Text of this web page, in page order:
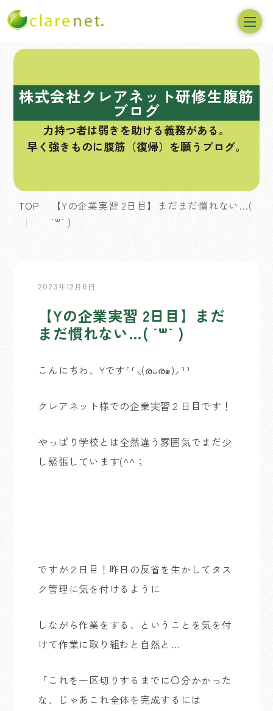
株式会社クレアネット研修生腹筋
ブログ
力持つ者は弱きを助ける義務がある。
早く強きものに腹筋（復帰）を願うブログ。
TOP
【Yの企業実習 2日目】まだまだ慣れない…(
˙꒳˙ )
2023年12月6日
【Yの企業実習 2日目】まだ
まだ慣れない…( ˙꒳˙ )
こんにちわ、Yです⸂⸂⸜(രᴗര๑)⸝⸃⸃
クレアネット様での企業実習２日目です！
やっぱり学校とは全然違う雰囲気でまだ少
し緊張しています(^^；
ですが２日目！昨日の反省を生かしてタス
ク管理に気を付けるように
しながら作業をする、ということを気を付
けて作業に取り組むと自然と…
「これを一区切りするまでに〇分かかった
な、じゃあこれ全体を完成するには